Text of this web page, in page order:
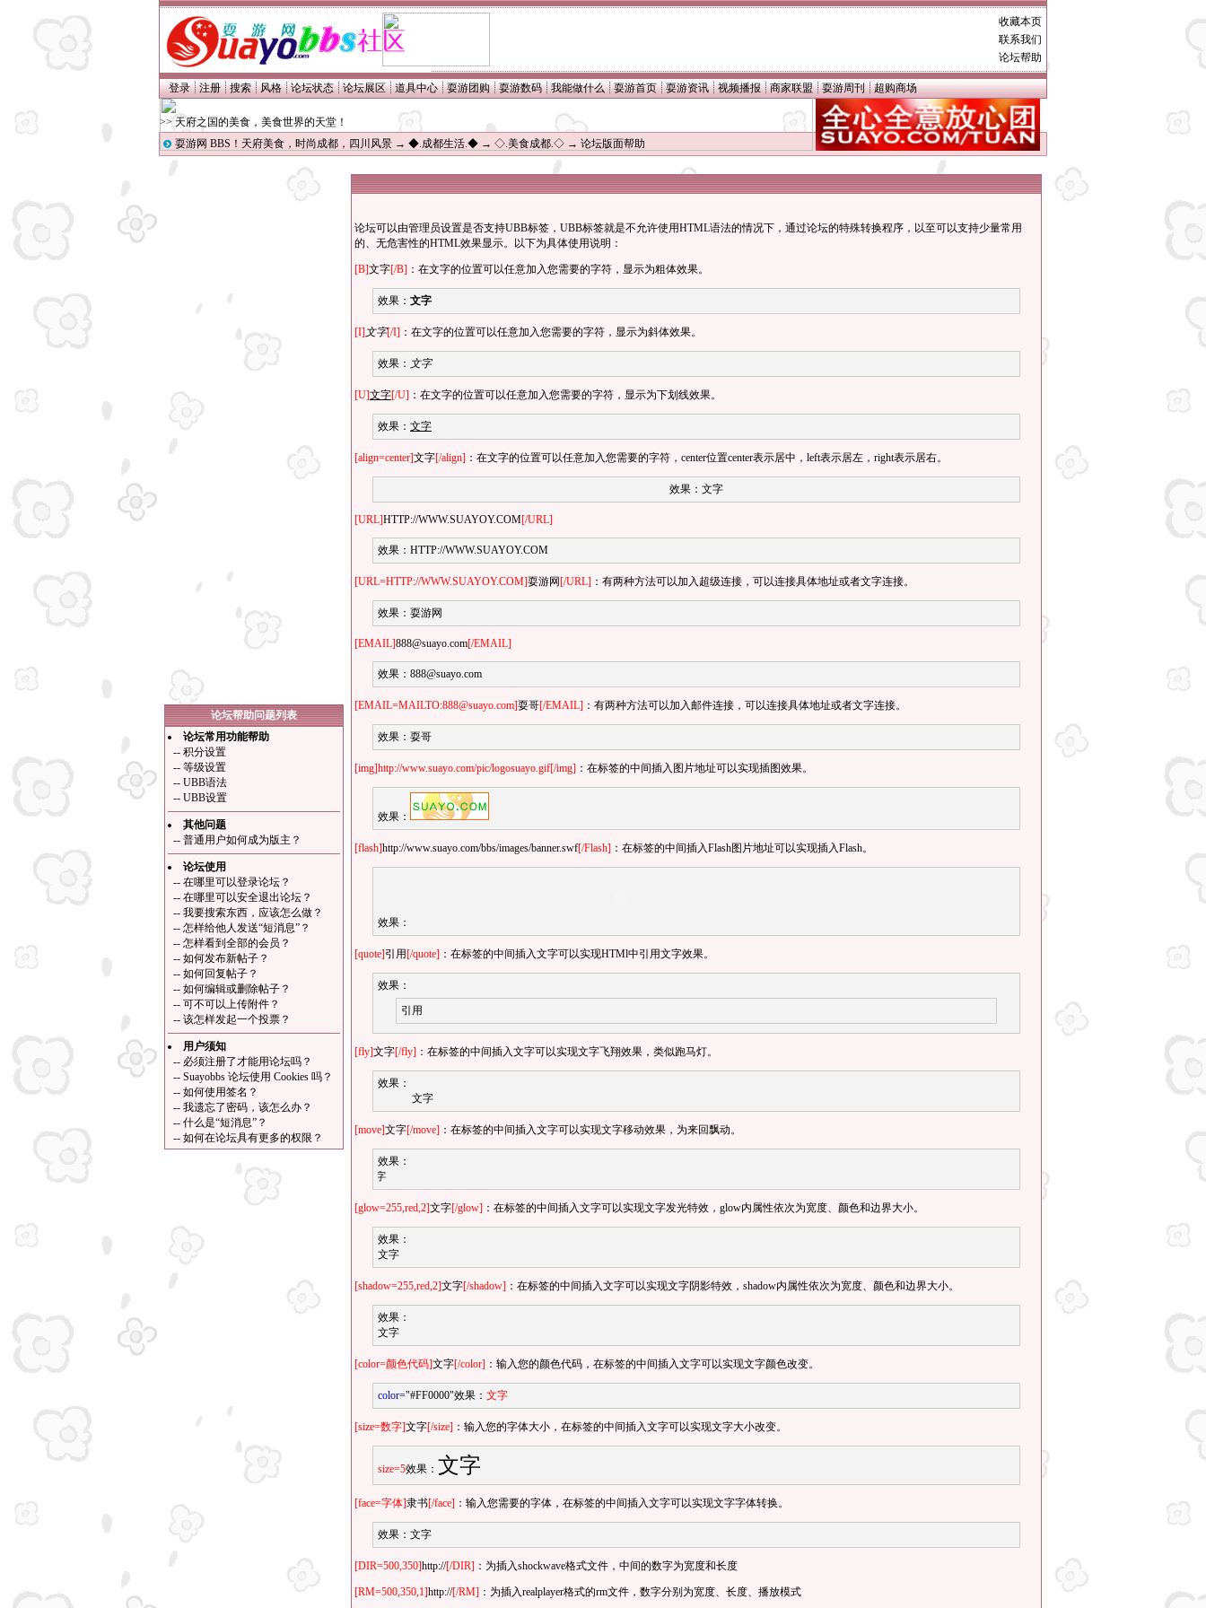
收藏本页
联系我们
论坛帮助
登录 注册 搜索 风格 论坛状态 论坛展区 道具中心 耍游团购 耍游数码 我能做什么 耍游首页 耍游资讯 视频播报 商家联盟 耍游周刊 超购商场
>> 天府之国的美食，美食世界的天堂！
耍游网 BBS！天府美食，时尚成都，四川风景 → ◆.成都生活.◆ → ◇.美食成都.◇ → 论坛版面帮助
论坛帮助问题列表
论坛常用功能帮助
-- 积分设置
-- 等级设置
-- UBB语法
-- UBB设置
其他问题
-- 普通用户如何成为版主？
论坛使用
-- 在哪里可以登录论坛？
-- 在哪里可以安全退出论坛？
-- 我要搜索东西，应该怎么做？
-- 怎样给他人发送“短消息”？
-- 怎样看到全部的会员？
-- 如何发布新帖子？
-- 如何回复帖子？
-- 如何编辑或删除帖子？
-- 可不可以上传附件？
-- 该怎样发起一个投票？
用户须知
-- 必须注册了才能用论坛吗？
-- Suayobbs 论坛使用 Cookies 吗？
-- 如何使用签名？
-- 我遗忘了密码，该怎么办？
-- 什么是“短消息”？
-- 如何在论坛具有更多的权限？
论坛可以由管理员设置是否支持UBB标签，UBB标签就是不允许使用HTML语法的情况下，通过论坛的特殊转换程序，以至可以支持少量常用
的、无危害性的HTML效果显示。以下为具体使用说明：
[B]文字[/B] ：在文字的位置可以任意加入您需要的字符，显示为粗体效果。
效果： 文字
[I] 文字[/I] ：在文字的位置可以任意加入您需要的字符，显示为斜体效果。
效果： 文字
[U]文字[/U] ：在文字的位置可以任意加入您需要的字符，显示为下划线效果。
效果： 文字
[align=center]文字[/align] ：在文字的位置可以任意加入您需要的字符，center位置center表示居中，left表示居左，right表示居右。
效果：文字
[URL]HTTP://WWW.SUAYOY.COM[/URL]
效果： HTTP://WWW.SUAYOY.COM
[URL=HTTP://WWW.SUAYOY.COM]耍游网 [/URL] ：有两种方法可以加入超级连接，可以连接具体地址或者文字连接。
效果： 耍游网
[EMAIL]888@suayo.com[/EMAIL]
效果： 888@suayo.com
[EMAIL=MAILTO:888@suayo.com]耍哥[/EMAIL] ：有两种方法可以加入邮件连接，可以连接具体地址或者文字连接。
效果： 耍哥
[img]http://www.suayo.com/pic/logosuayo.gif[/img] ：在标签的中间插入图片地址可以实现插图效果。
效果：
[flash]http://www.suayo.com/bbs/images/banner.swf[/Flash] ：在标签的中间插入Flash图片地址可以实现插入Flash。
效果：
[quote]引用 [/quote] ：在标签的中间插入文字可以实现HTMl中引用文字效果。
效果：
引用
[fly]文字[/fly] ：在标签的中间插入文字可以实现文字飞翔效果，类似跑马灯。
效果：
[move]文字[/move] ：在标签的中间插入文字可以实现文字移动效果，为来回飘动。
效果：
[glow=255,red,2]文字[/glow] ：在标签的中间插入文字可以实现文字发光特效，glow内属性依次为宽度、颜色和边界大小。
效果：
文字
[shadow=255,red,2]文字[/shadow] ：在标签的中间插入文字可以实现文字阴影特效，shadow内属性依次为宽度、颜色和边界大小。
效果：
文字
[color=颜色代码]文字[/color] ：输入您的颜色代码，在标签的中间插入文字可以实现文字颜色改变。
color="#FF0000"效果： 文字
[size=数字]文字[/size] ：输入您的字体大小，在标签的中间插入文字可以实现文字大小改变。
size=5效果： 文字
[face=字体]隶书[/face] ：输入您需要的字体，在标签的中间插入文字可以实现文字字体转换。
效果： 文字
[DIR=500,350]http://[/DIR] ：为插入shockwave格式文件，中间的数字为宽度和长度
[RM=500,350,1]http://[/RM] ：为插入realplayer格式的rm文件，数字分别为宽度、长度、播放模式